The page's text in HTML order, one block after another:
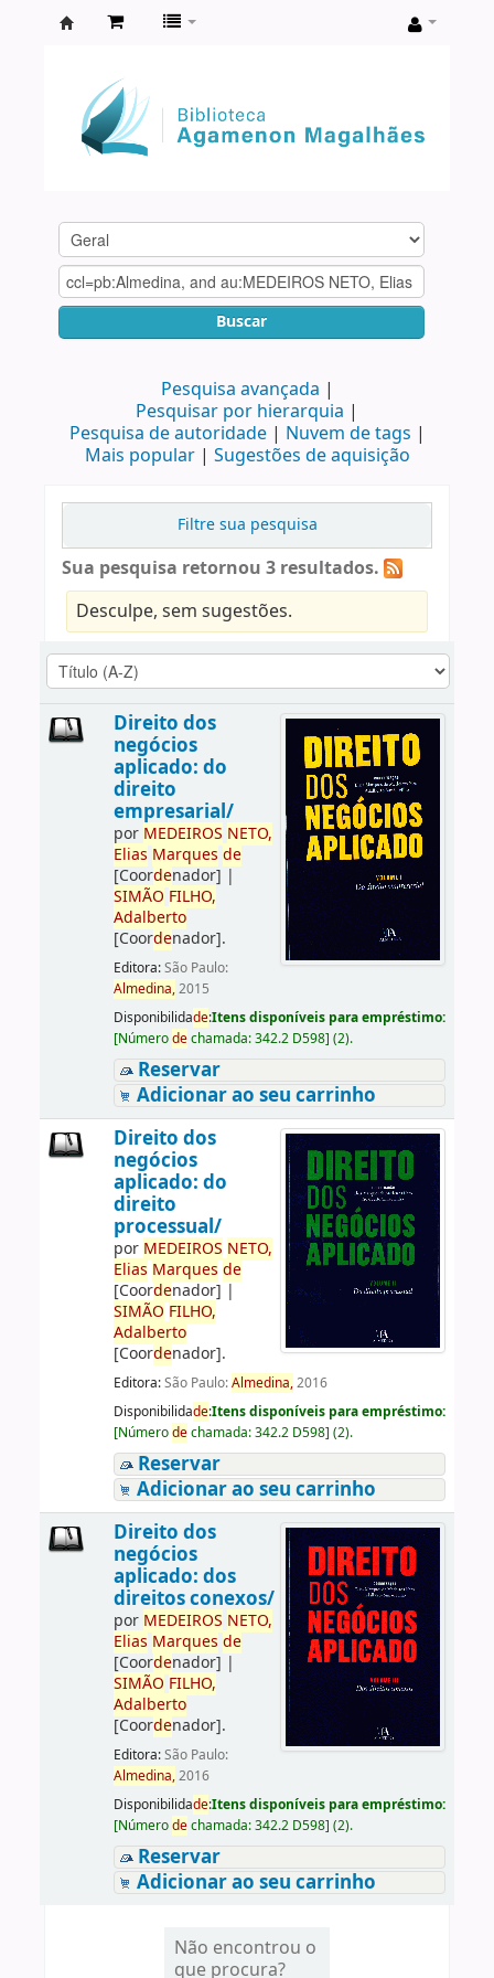
Agamenon
Magalhães
Buscar
Pesquisa avançada
Pesquisar por hierarquia
Pesquisa de autoridade
Nuvem de tags
Mais popular
Sugestões de aquisição
Filtre sua pesquisa
Sua pesquisa retornou 3 resultados.
Desculpe, sem sugestões.
Direito dos
negócios
aplicado: do
direito
empresarial/
por MEDEIROS NETO,
Elias Marques de
[Coordenador] |
SIMÃO FILHO,
Adalberto
[Coordenador].
Editora:São Paulo:
Almedina,2015
Disponibilidade:Itens disponíveis para empréstimo:
[Númerodechamada:342.2 D598] (2).
Reservar
Adicionar ao seu carrinho
Direito dos
negócios
aplicado: do
direito
processual/
por MEDEIROS NETO,
Elias Marques de
[Coordenador] |
SIMÃO FILHO,
Adalberto
[Coordenador].
Editora:São Paulo:Almedina,2016
Disponibilidade:Itens disponíveis para empréstimo:
[Númerodechamada:342.2 D598] (2).
Reservar
Adicionar ao seu carrinho
Direito dos
negócios
aplicado: dos
direitos conexos/
por MEDEIROS NETO,
Elias Marques de
[Coordenador] |
SIMÃO FILHO,
Adalberto
[Coordenador].
Editora:São Paulo:
Almedina,2016
Disponibilidade:Itens disponíveis para empréstimo:
[Númerodechamada:342.2 D598] (2).
Reservar
Adicionar ao seu carrinho
Não encontrou o
que procura?